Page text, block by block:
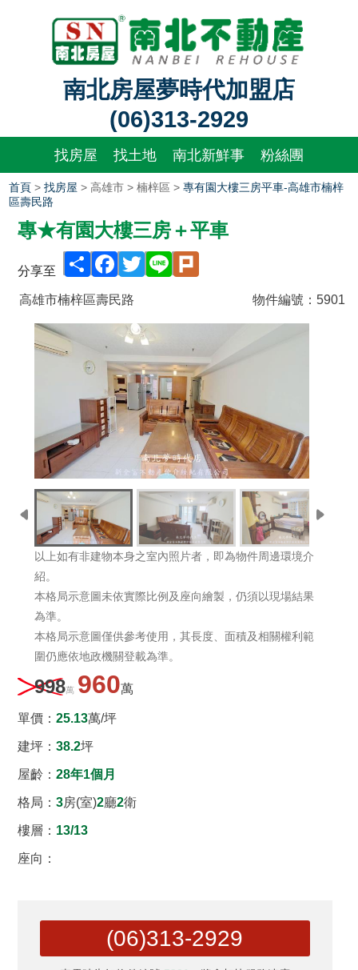
南北房屋夢時代加盟店
(06)313-2929
找房屋 找土地 南北新鮮事 粉絲團
首頁 >找房屋 > 高雄市 > 楠梓區 >專有園大樓三房平車-高雄市楠梓
區壽民路
專★有園大樓三房＋平車
分享至
ShareFacebook
TwitterLine Plurk
高雄市楠梓區壽民路 物件編號：5901
以上如有非建物本身之室內照片者，即為物件周邊環境介
紹。
本格局示意圖未依實際比例及座向繪製，仍須以現場結果
為準。
本格局示意圖僅供參考使用，其長度、面積及相關權利範
圍仍應依地政機關登載為準。
998萬 960萬
單價： 25.13萬/坪
建坪： 38.2坪
屋齡： 28年1個月
格局： 3房(室)2廳2衛
樓層： 13/13
座向：
(06)313-2929